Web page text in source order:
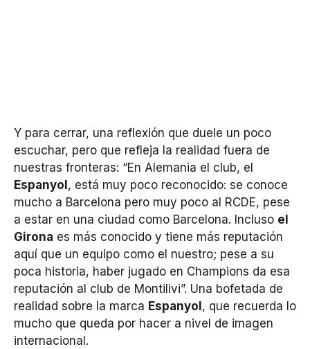
Y para cerrar, una reflexión que duele un poco
escuchar, pero que refleja la realidad fuera de
nuestras fronteras: “En Alemania el club, el
Espanyol , está muy poco reconocido: se conoce
mucho a Barcelona pero muy poco al RCDE, pese
a estar en una ciudad como Barcelona. Incluso el
Girona es más conocido y tiene más reputación
aquí que un equipo como el nuestro; pese a su
poca historia, haber jugado en Champions da esa
reputación al club de Montilivi”. Una bofetada de
realidad sobre la marca Espanyol , que recuerda lo
mucho que queda por hacer a nivel de imagen
internacional.